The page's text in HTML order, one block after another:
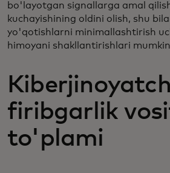
bo'layotgan signallarga amal
kuchayishining oldini olish, shu
yo'qotishlarni minimallashtirish
himoyani shakllantirishlari
firibgarlik
to'plami